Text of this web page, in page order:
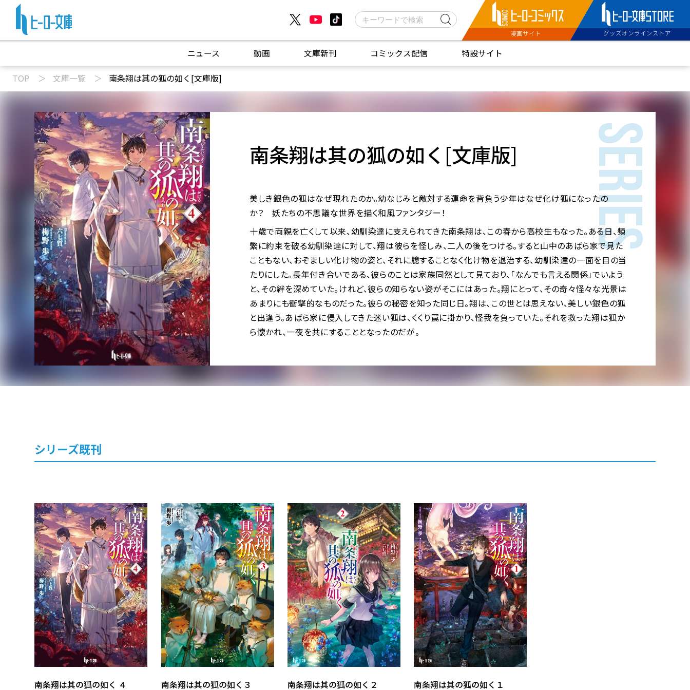
ニュース 動画 文庫新刊 コミックス配信 特設サイト
漫画サイト グッズオンラインストア
TOP 文庫一覧 南条翔は其の狐の如く[文庫版]
SERIES
南条翔は其の狐の如く[文庫版]
美しき銀色の狐はなぜ現れたのか。幼なじみと敵対する運命を背負う少年はなぜ化け狐になったの
か？ 妖たちの不思議な世界を描く和風ファンタジー！
十歳で両親を亡くして以来、幼馴染達に支えられてきた南条翔は、この春から高校生もなった。ある日、頻
繁に約束を破る幼馴染達に対して、翔は彼らを怪しみ、二人の後をつける。すると山中のあばら家で見た
こともない、おぞましい化け物の姿と、それに臆することなく化け物を退治する、幼馴染達の一面を目の当
たりにした。長年付き合いである、彼らのことは家族同然として見ており、「なんでも言える関係」でいよう
と、その絆を深めていた。けれど、彼らの知らない姿がそこにはあった。翔にとって、その奇々怪々な光景は
あまりにも衝撃的なものだった。彼らの秘密を知った同じ日。翔は、この世とは思えない、美しい銀色の狐
と出逢う。あばら家に侵入してきた迷い狐は、くくり罠に掛かり、怪我を負っていた。それを救った翔は狐か
ら懐かれ、一夜を共にすることとなったのだが―――。
シリーズ既刊
南条翔は其の狐の如く ４ 南条翔は其の狐の如く３ 南条翔は其の狐の如く２ 南条翔は其の狐の如く１